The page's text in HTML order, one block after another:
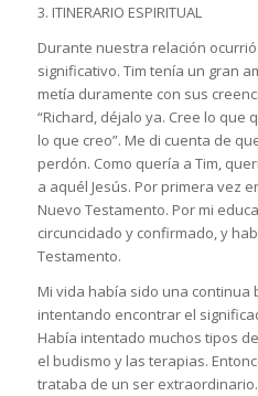
3. ITINERARIO ESPIRITUAL
Durante nuestra relación
significativo. Tim tenía un gran
metía duramente con sus
“Richard, déjalo ya. Cree lo que
lo que creo”. Me di cuenta de
perdón. Como quería a Tim,
a aquél Jesús. Por primera vez
Nuevo Testamento. Por mi
circuncidado y confirmado, y
Testamento.
Mi vida había sido una
intentando encontrar el
Había intentado muchos tipos
el budismo y las terapias.
trataba de un ser